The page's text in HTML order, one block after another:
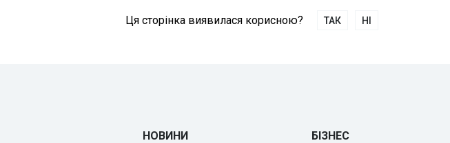
Ця сторінка виявилася корисною? ТАК НІ
НОВИНИ БІЗНЕС